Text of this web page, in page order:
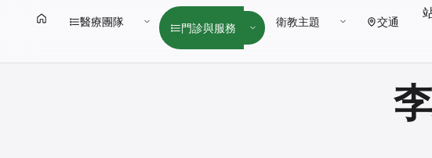
醫療團隊 門診與服務 衛教主題 交通